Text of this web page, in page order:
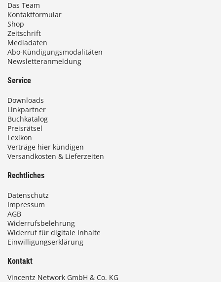
Das Team
Kontaktformular
Shop
Zeitschrift
Mediadaten
Abo-Kündigungsmodalitäten
Newsletteranmeldung
Service
Downloads
Linkpartner
Buchkatalog
Preisrätsel
Lexikon
Verträge hier kündigen
Versandkosten & Lieferzeiten
Rechtliches
Datenschutz
Impressum
AGB
Widerrufsbelehrung
Widerruf für digitale Inhalte
Einwilligungserklärung
Kontakt
Vincentz Network GmbH & Co. KG